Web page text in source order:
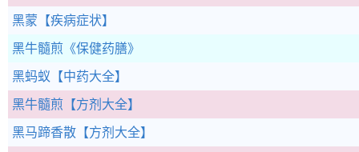
黑蒙 【疾病症状】
黑牛髓煎 《保健药膳》
黑蚂蚁 【中药大全】
黑牛髓煎 【方剂大全】
黑马蹄香散 【方剂大全】